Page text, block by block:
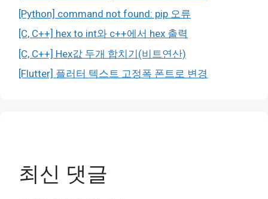
[Python] command not found: pip 오류
[C, C++] hex to int와 c++에서 hex 출력
[C, C++] Hex값 두개 합치기(비트연산)
[Flutter] 플러터 텍스트 고정폭 폰트로 변경
최신 댓글